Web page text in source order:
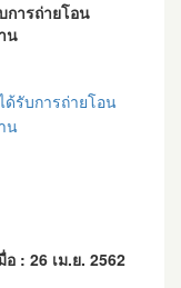
การถ่ายโอน
น
ด้รับการถ่ายโอน
น
อ : 26 เม.ย. 2562